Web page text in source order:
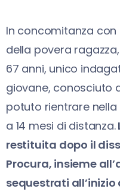
In concomitanza
della povera
67 anni, unico
giovane, conosciuto
potuto rientrare
a 14 mesi di distanza.
restituita dopo il
Procura, insieme
sequestrati